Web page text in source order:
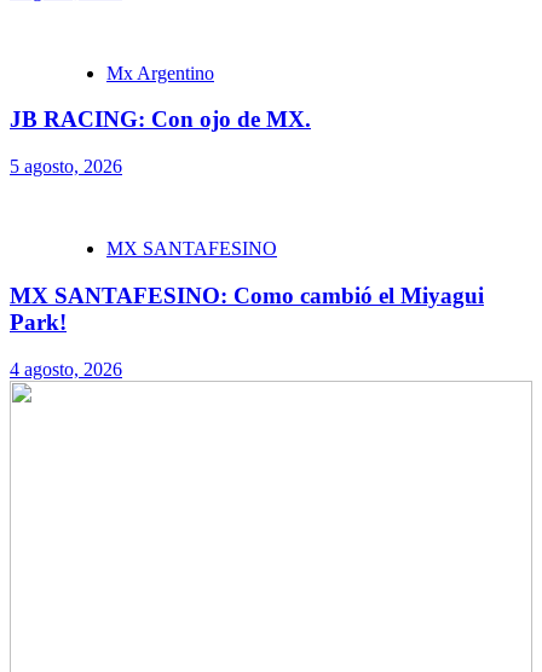
Mx Argentino
JB RACING: Con ojo de MX.
5 agosto, 2026
MX SANTAFESINO
MX SANTAFESINO: Como cambió el Miyagui
Park!
4 agosto, 2026